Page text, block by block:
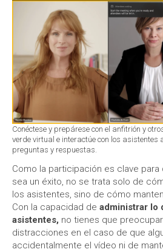
Conéctese y prepárese con el anfitrión y
verde virtual e interactúe con los asistentes
preguntas y respuestas.
Como la participación es clave para
sea un éxito, no se trata solo de
los asistentes, sino de cómo
Con la capacidad de administrar lo
asistentes, no tienes que
distracciones en el caso de que
accidentalmente el vídeo ni de